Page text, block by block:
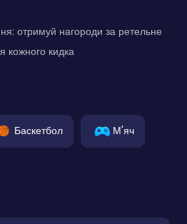
отримуй нагороди за ретельне
кожного кидка
Баскетбол М'яч